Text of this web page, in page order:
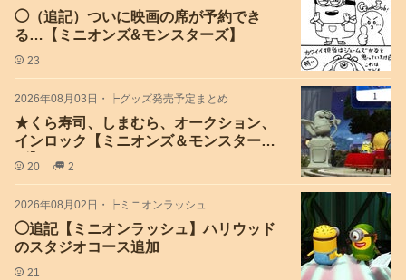
◯（追記）ついに映画の席が予約でき
る…【ミニオンズ&モンスターズ】
23
2026年08月03日 ・ ┝グッズ発売予定まとめ
★くら寿司、しまむら、オークション、
インロック【ミニオンズ＆モンスター
ズ】
20 2
2026年08月02日 ・ ┝ミニオンラッシュ
◯追記【ミニオンラッシュ】ハリウッド
のスタジオコース追加
21